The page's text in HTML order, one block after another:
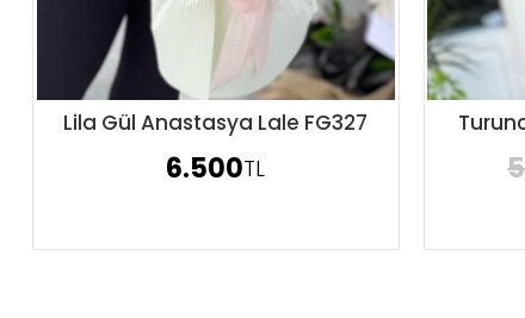
Sipariş Ver
Lila Gül Anastasya Lale FG327
6.500TL